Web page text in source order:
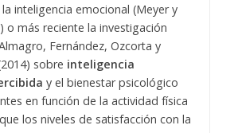
inteligencia emocional (Meyer y
o más reciente la investigación
Fernández, Ozcorta y
sobre inteligencia
y el bienestar psicológico
en función de la actividad física
los niveles de satisfacción con la